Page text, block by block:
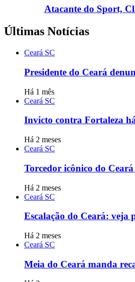
Atacante do Sport,
Últimas Notícias
Ceará SC
Presidente do Ceará
Há 1 mês
Ceará SC
Invicto contra Fortaleza
Há 2 meses
Ceará SC
Torcedor icônico do
Há 2 meses
Ceará SC
Escalação do Ceará: veja
Há 2 meses
Ceará SC
Meia do Ceará manda